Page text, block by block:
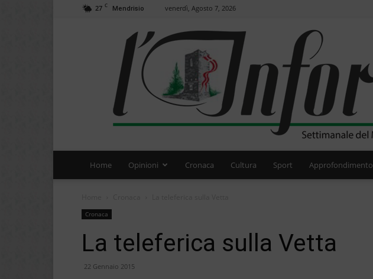
27 C Mendrisio venerdì, Agosto 7, 2026
Home Opinioni Cronaca Cultura Sport Approfondimento
Cronaca
La teleferica sulla Vetta
22 Gennaio 2015